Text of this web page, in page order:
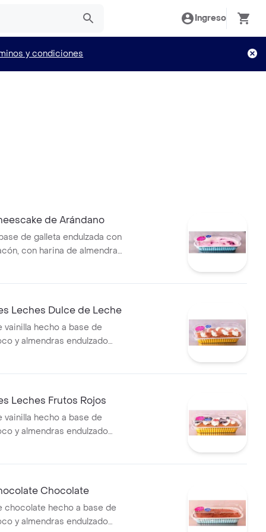
Ingreso
y condiciones
de Arándano
de galleta endulzada con
con harina de almendras
de mezcla de queso
Leches Dulce de Leche
vainilla hecho a base de
y almendras endulzado
yacón, bañado en salsa
Leches Frutos Rojos
vainilla hecho a base de
y almendras endulzado
yacón, bañado en salsa
endulzado con sucralosa.
Chocolate
chocolate hecho a base de
y almendras endulzado